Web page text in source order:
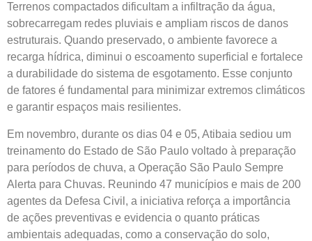
Terrenos compactados dificultam a infiltração da água,
sobrecarregam redes pluviais e ampliam riscos de danos
estruturais. Quando preservado, o ambiente favorece a
recarga hídrica, diminui o escoamento superficial e fortalece
a durabilidade do sistema de esgotamento. Esse conjunto
de fatores é fundamental para minimizar extremos climáticos
e garantir espaços mais resilientes.
Em novembro, durante os dias 04 e 05, Atibaia sediou um
treinamento do Estado de São Paulo voltado à preparação
para períodos de chuva, a Operação São Paulo Sempre
Alerta para Chuvas. Reunindo 47 municípios e mais de 200
agentes da Defesa Civil, a iniciativa reforça a importância
de ações preventivas e evidencia o quanto práticas
ambientais adequadas, como a conservação do solo,